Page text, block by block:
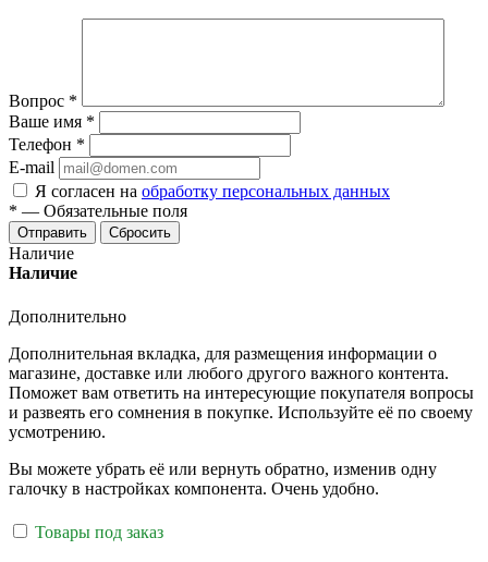
Вопрос *
Ваше имя *
Телефон *
E-mail
Я согласен на обработку персональных данных
* — Обязательные поля
Отправить Сбросить
Наличие
Наличие
Дополнительно
Дополнительная вкладка, для размещения информации о
магазине, доставке или любого другого важного контента.
Поможет вам ответить на интересующие покупателя вопросы
и развеять его сомнения в покупке. Используйте её по своему
усмотрению.
Вы можете убрать её или вернуть обратно, изменив одну
галочку в настройках компонента. Очень удобно.
Товары под заказ